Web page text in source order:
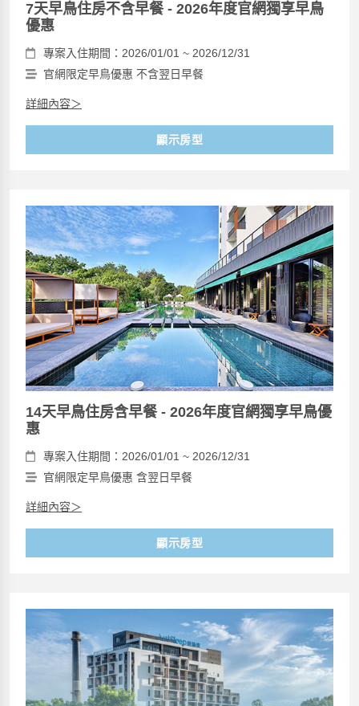
7天早鳥住房不含早餐 - 2026年度官網獨享早鳥
優惠
專案入住期間：2026/01/01 ~ 2026/12/31
官網限定早鳥優惠 不含翌日早餐
詳細內容＞
顯示房型
14天早鳥住房含早餐 - 2026年度官網獨享早鳥優
惠
專案入住期間：2026/01/01 ~ 2026/12/31
官網限定早鳥優惠 含翌日早餐
詳細內容＞
顯示房型